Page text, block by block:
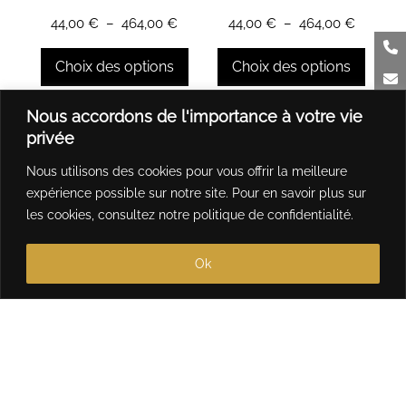
Nous accordons de l'importance à votre vie
privée
Nous utilisons des cookies pour vous offrir la meilleure
expérience possible sur notre site. Pour en savoir plus sur
les cookies, consultez notre politique de confidentialité.
Ok
page
produit
page
produit
44,00€ – 464,00€
464,00 €
Choix des options
Ce
produit
plusieurs
variations.
Les
options
44,00 € – 464,00 €Plage
44,00 €
464,00
Choix des options
Ce
plusieurs
variations.
Les
options
peuvent